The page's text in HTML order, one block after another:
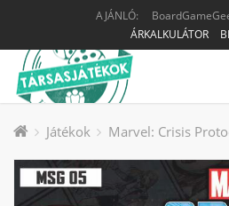
AJÁNLÓ:
ÁRKALKULÁTOR
Játékok Marvel: Crisis Protocol –